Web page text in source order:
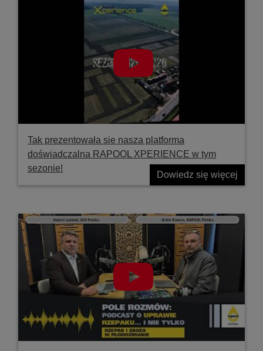
Tak prezentowała sie nasza platforma
doświadczalna RAPOOL XPERIENCE w tym
sezonie!
Dowiedz się więcej